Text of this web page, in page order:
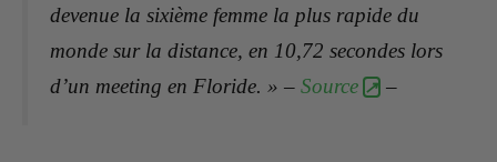
devenue la sixième femme la plus rapide du
monde sur la distance, en 10,72 secondes lors
d’un meeting en Floride. » – Source –